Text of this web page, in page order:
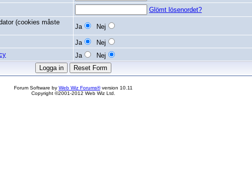
Glömt lösenordet?
(cookies måste
Ja
Nej
Ja
Nej
Ja Nej
Forum Software by Web Wiz Forums®version 10.11
Copyright ©2001-2012 Web Wiz Ltd.